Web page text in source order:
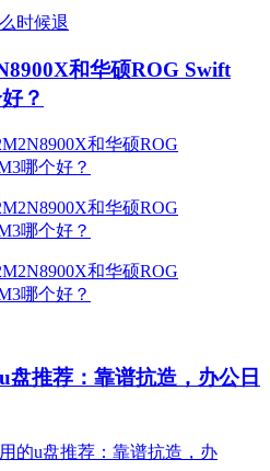
和华硕ROG Swift
？
盘推荐：靠谱抗造，办公日